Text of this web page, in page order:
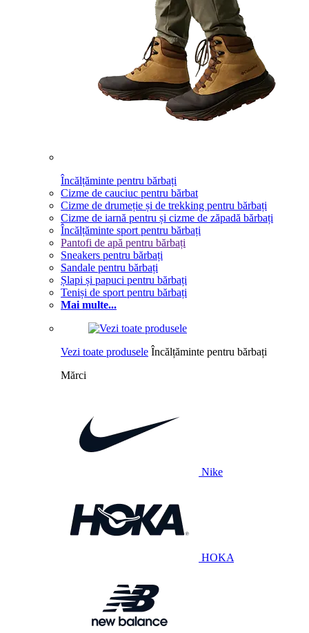
Încălțăminte pentru bărbați
Cizme de cauciuc pentru bărbat
Cizme de drumeție și de trekking pentru bărbați
Cizme de iarnă pentru și cizme de zăpadă bărbați
Încălțăminte sport pentru bărbați
Pantofi de apă pentru bărbați
Sneakers pentru bărbați
Sandale pentru bărbați
Șlapi și papuci pentru bărbați
Teniși de sport pentru bărbați
Mai multe...
Vezi toate produsele Încălțăminte pentru bărbați
Mărci
Nike
HOKA